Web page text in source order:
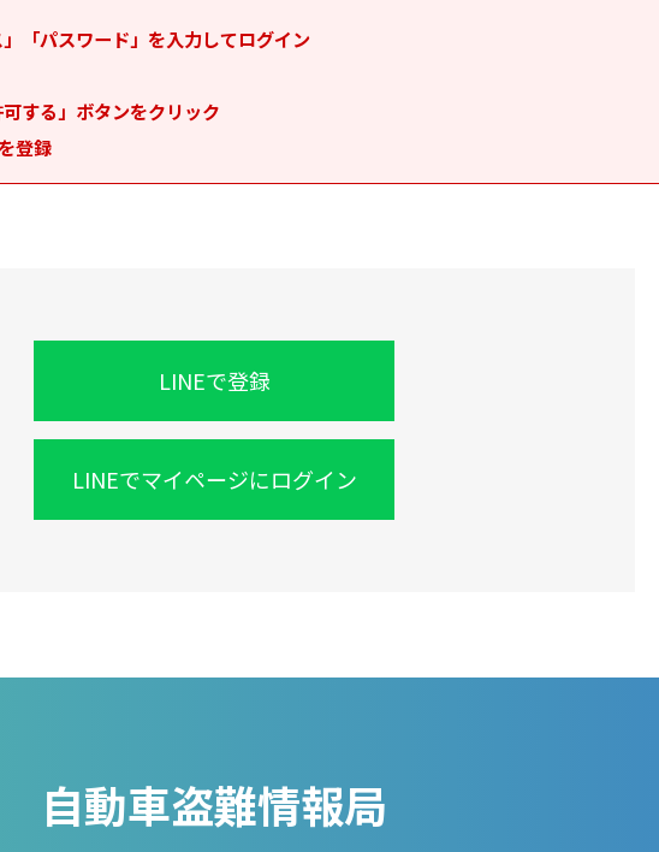
「パスワード」を入力してログイン
する」ボタンをクリック
登録
LINEで登録
LINEでマイページにログイン
自動車盗難情報局